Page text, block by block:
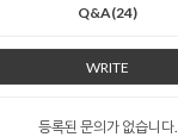
Q&A(24)
WRITE
등록된 문의가 없습니다.